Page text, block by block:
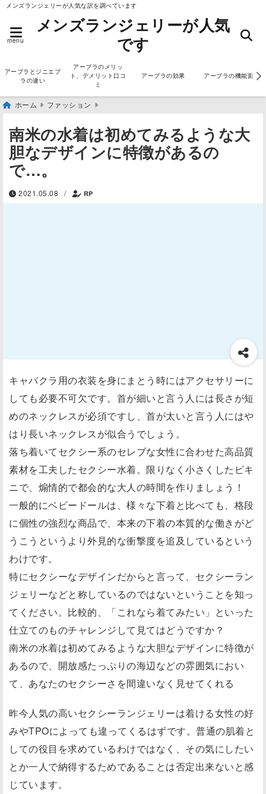
メンズランジェリーが人気な訳を調べています
menu
メンズランジェリーが人気
です
アーブラとジニエブ
ラの違い
アーブラのメリッ
ト、デメリット口コ
ミ
アーブラの効果 アーブラの機能面
ホーム ファッション
南米の水着は初めてみるような大
胆なデザインに特徴があるの
で…。
2021.05.08 / RP
キャバクラ用の衣装を身にまとう時にはアクセサリーに
しても必要不可欠です。首が細いと言う人には長さが短
めのネックレスが必須ですし、首が太いと言う人にはや
はり長いネックレスが似合うでしょう。
落ち着いてセクシー系のセレブな女性に合わせた高品質
素材を工夫したセクシー水着。限りなく小さくしたビキ
ニで、煽情的で都会的な大人の時間を作りましょう！
一般的にベビードールは、様々な下着と比べても、格段
に個性の強烈な商品で、本来の下着の本質的な働きがど
うこうというより外見的な衝撃度を追及しているという
わけです。
特にセクシーなデザインだからと言って、セクシーラン
ジェリーなどと称しているのではないということを知っ
てください。比較的、「これなら着てみたい」といった
仕立てのものチャレンジして見てはどうですか？
南米の水着は初めてみるような大胆なデザインに特徴が
あるので、開放感たっぷりの海辺などの雰囲気におい
て、あなたのセクシーさを間違いなく見せてくれる
昨今人気の高いセクシーランジェリーは着ける女性の好
みやTPOによっても違ってくるはずです。普通の肌着と
しての役目を求めているわけではなく、その気にしたい
とか一人で納得するためであることは否定出来ないと感
じています。